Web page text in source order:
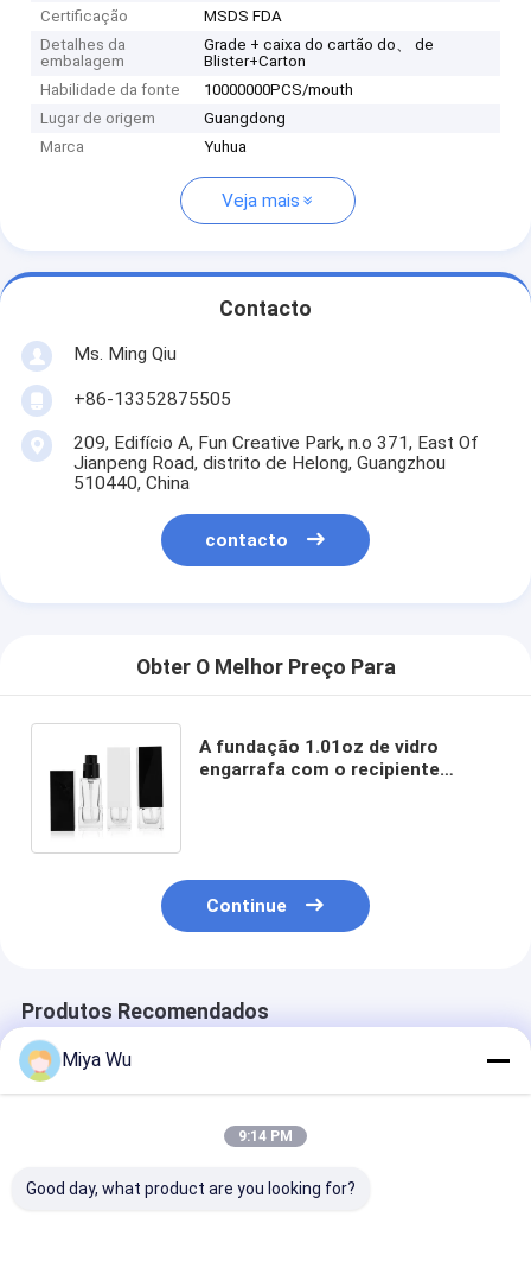
Certificação
MSDS FDA
Detalhes da
embalagem
Grade + caixa do cartão do、 de
Blister+Carton
Habilidade da fonte
10000000PCS/mouth
Lugar de origem
Guangdong
Marca
Yuhua
Veja mais
Contacto
Ms. Ming Qiu
+86-13352875505
209, Edifício A, Fun Creative Park, n.o 371, East Of
Jianpeng Road, distrito de Helong, Guangzhou
510440, China
contacto
Obter O Melhor Preço Para
A fundação 1.01oz de vidro
engarrafa com o recipiente
Continue
Produtos Recomendados
Miya Wu
9:14 PM
Good day, what product are you looking for?